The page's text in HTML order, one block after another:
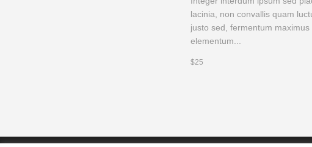
lacinia, non convallis quam
justo sed, fermentum
elementum...
$25